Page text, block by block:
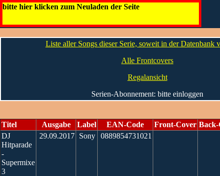
bitte hier klicken zum Neuladen der Seite
DJ Hitparade
Liste aller Songs dieser Serie, soweit in der Datenbank
Alle Frontcovers
Regalansicht
Serien-Abonnement: bitte einloggen
Titel Ausgabe Label EAN-Code Front-Cover
DJ
Hitparade
-
Supermixe
3
29.09.2017 Sony 0889854731021